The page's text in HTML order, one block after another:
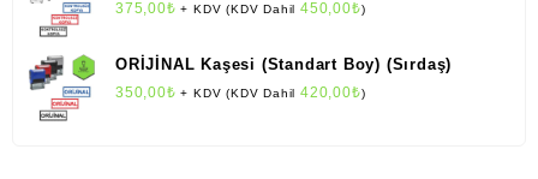
(Colop)
375,00₺ + KDV (KDV Dahil450,00₺)
ORİJİNAL Kaşesi (Standart Boy) (Sırdaş)
350,00₺ + KDV (KDV Dahil420,00₺)